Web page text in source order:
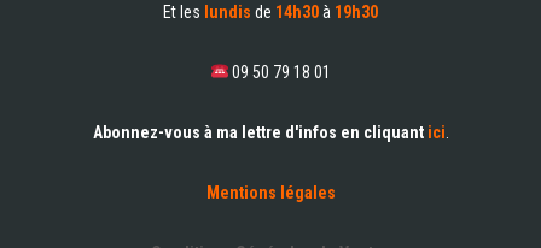
Et les lundis de 14h30à 19h30
09 50 79 18 01
Abonnez-vous à ma lettre d'infos en cliquant ici
Mentions légales